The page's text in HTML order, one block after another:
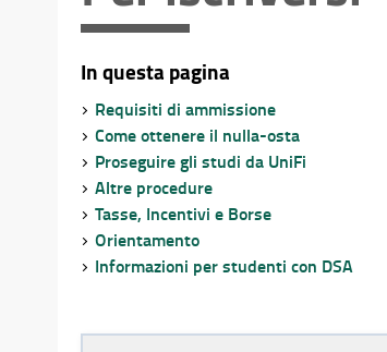
In questa pagina
Requisiti di ammissione
Come ottenere il nulla-osta
Proseguire gli studi da UniFi
Altre procedure
Tasse, Incentivi e Borse
Orientamento
Informazioni per studenti con DSA